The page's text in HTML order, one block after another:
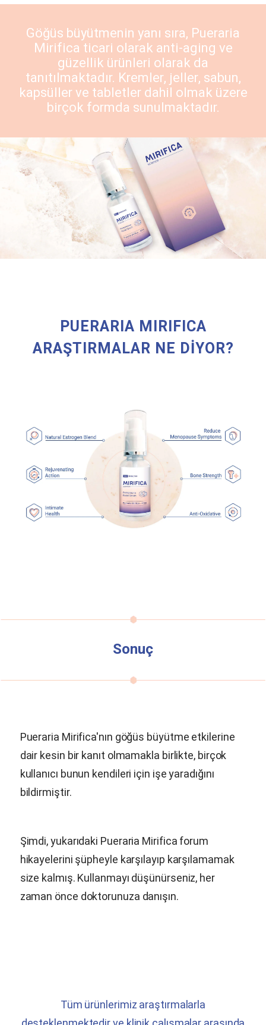
Göğüs büyütmenin yanı sıra, Pueraria
Mirifica ticari olarak anti-aging ve
güzellik ürünleri olarak da
tanıtılmaktadır. Kremler, jeller, sabun,
kapsüller ve tabletler dahil olmak üzere
birçok formda sunulmaktadır.
PUERARIA MIRIFICA
ARAŞTIRMALAR NE DİYOR?
Sonuç
Pueraria Mirifica'nın göğüs büyütme etkilerine
dair kesin bir kanıt olmamakla birlikte, birçok
kullanıcı bunun kendileri için işe yaradığını
bildirmiştir.
Şimdi, yukarıdaki Pueraria Mirifica forum
hikayelerini şüpheyle karşılayıp karşılamamak
size kalmış. Kullanmayı düşünürseniz, her
zaman önce doktorunuza danışın.
Tüm ürünlerimiz araştırmalarla